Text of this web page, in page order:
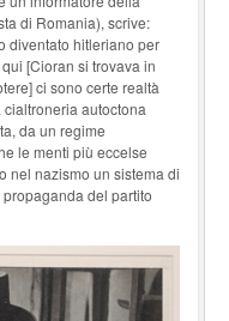
di Romania), scrive:
diventato hitleriano per
[Cioran si trovava in
ci sono certe realtà
autoctona
da un regime
le menti più eccelse
nel nazismo un sistema di
del partito